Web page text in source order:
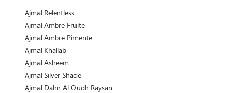
Ajmal Relentless
Ajmal Ambre Fruite
Ajmal Ambre Pimente
Ajmal Khallab
Ajmal Asheem
Ajmal Silver Shade
Ajmal Dahn Al Oudh Raysan